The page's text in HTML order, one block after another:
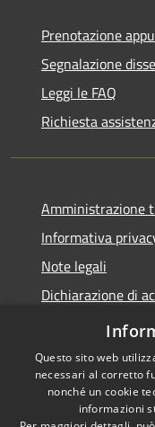
Prenotazione
Segnalazione
Leggi le FAQ
Richiesta
Amministrazione
Informativa
Note legali
Dichiarazione di
Privacy e
Questo sito web
necessari al corretto
nonché un cookie
informazioni